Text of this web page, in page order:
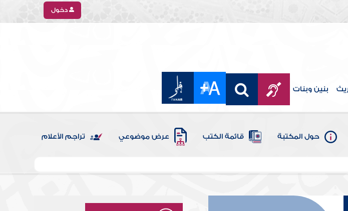
دخول
بنين وبنات
حول المكتبة قائمة الكتب عرض موضوعي تراجم الأعلام